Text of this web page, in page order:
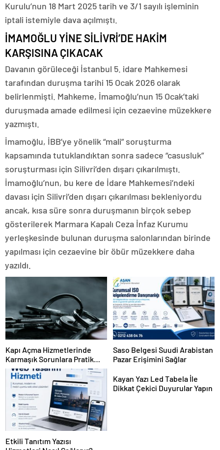
Kurulu’nun 18 Mart 2025 tarih ve 3/1 sayılı işleminin
iptali istemiyle dava açılmıştı.
İMAMOĞLU YİNE SİLİVRİ’DE HAKİM
KARŞISINA ÇIKACAK
Davanın görüleceği İstanbul 5. idare Mahkemesi
tarafından duruşma tarihi 15 Ocak 2026 olarak
belirlenmişti. Mahkeme, İmamoğlu’nun 15 Ocak’taki
duruşmada amade edilmesi için cezaevine müzekkere
yazmıştı.
İmamoğlu, İBB’ye yönelik “mali” soruşturma
kapsamında tutuklandıktan sonra sadece “casusluk”
soruşturması için Silivri’den dışarı çıkarılmıştı.
İmamoğlu’nun, bu kere de İdare Mahkemesi’ndeki
davası için Silivri’den dışarı çıkarılması bekleniyordu
ancak, kısa süre sonra duruşmanın birçok sebep
gösterilerek Marmara Kapalı Ceza İnfaz Kurumu
yerleşkesinde bulunan duruşma salonlarından birinde
yapılması için cezaevine bir öbür müzekkere daha
yazıldı.
Kapı Açma Hizmetlerinde
Karmaşık Sorunlara Pratik
Çözümler
Saso Belgesi Suudi Arabistan
Pazar Erişimini Sağlar
Etkili Tanıtım Yazısı
Kayan Yazı Led Tabela İle
Dikkat Çekici Duyurular Yapın